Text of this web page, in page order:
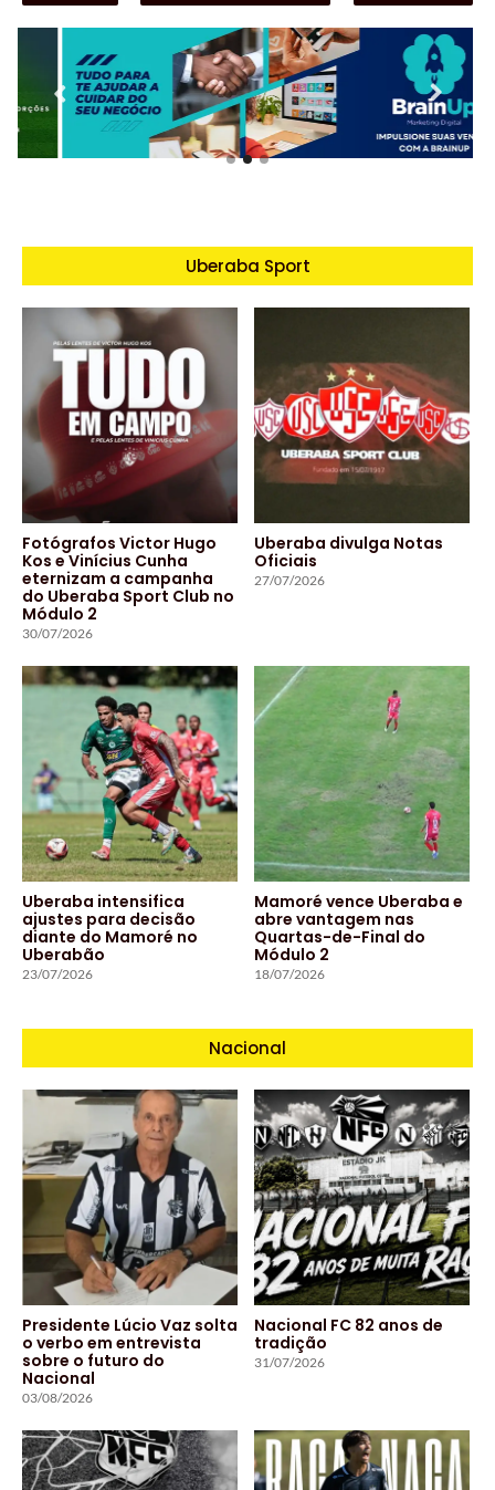
Uberaba Sport
Fotógrafos Victor Hugo
Kos e Vinícius Cunha
eternizam a campanha
do Uberaba Sport Club no
Módulo 2
30/07/2026
Uberaba divulga Notas
Oficiais
27/07/2026
Uberaba intensifica
ajustes para decisão
diante do Mamoré no
Uberabão
23/07/2026
Mamoré vence Uberaba e
abre vantagem nas
Quartas-de-Final do
Módulo 2
18/07/2026
Nacional
Presidente Lúcio Vaz solta
o verbo em entrevista
sobre o futuro do
Nacional
03/08/2026
Nacional FC 82 anos de
tradição
31/07/2026